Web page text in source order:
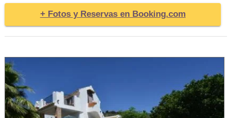
+ Fotos y Reservas en Booking.com